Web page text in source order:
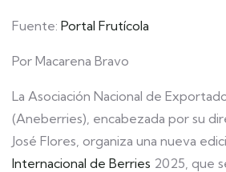
Fuente: Portal Frutícola
Por Macarena Bravo
La Asociación Nacional de
(Aneberries), encabezada por su
José Flores, organiza una nueva
Internacional de Berries 2025, que